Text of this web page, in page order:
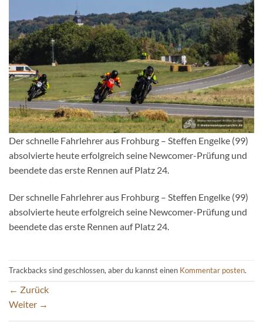
Der schnelle Fahrlehrer aus Frohburg – Steffen Engelke (99)
absolvierte heute erfolgreich seine Newcomer-Prüfung und
beendete das erste Rennen auf Platz 24.
Der schnelle Fahrlehrer aus Frohburg – Steffen Engelke (99)
absolvierte heute erfolgreich seine Newcomer-Prüfung und
beendete das erste Rennen auf Platz 24.
Trackbacks sind geschlossen, aber du kannst einen Kommentar posten.
← Zurück
Weiter →